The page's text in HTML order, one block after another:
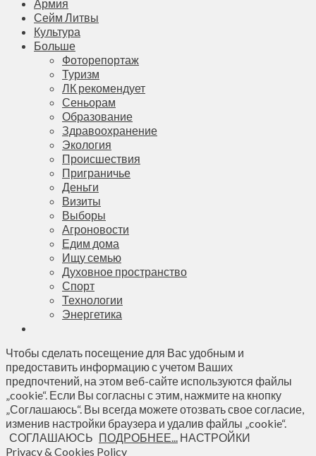
Армия
Сейм Литвы
Культура
Больше
Фоторепортаж
Туризм
ЛК рекомендует
Сеньорам
Образование
Здравоохранение
Экология
Происшествия
Приграничье
Деньги
Визиты
Выборы
Агроновости
Едим дома
Ищу семью
Духовное пространство
Спорт
Технологии
Энергетика
Чтобы сделать посещение для Вас удобным и
предоставить информацию с учетом Ваших
предпочтений, на этом веб-сайте используются файлы
„cookie“. Если Вы согласны с этим, нажмите на кнопку
„Соглашаюсь“. Вы всегда можете отозвать свое согласие,
изменив настройки браузера и удалив файлы „cookie“.
СОГЛАШАЮСЬ ПОДРОБНЕЕ... НАСТРОЙКИ
Privacy & Cookies Policy